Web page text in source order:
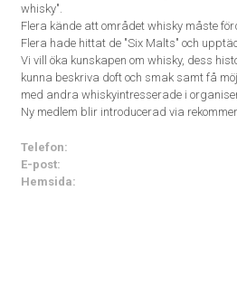
whisky".
Flera kände att området whisky måste
Flera hade hittat de "Six Malts" och
Vi vill öka kunskapen om whisky, dess
kunna beskriva doft och smak samt få
med andra whiskyintresserade i
Ny medlem blir introducerad via
Telefon:
E-post:
Hemsida: